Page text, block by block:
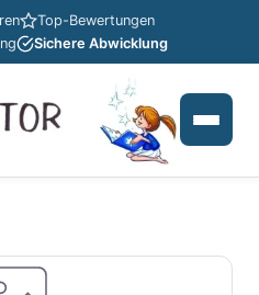
Top-Bewertungen
Sichere Abwicklung